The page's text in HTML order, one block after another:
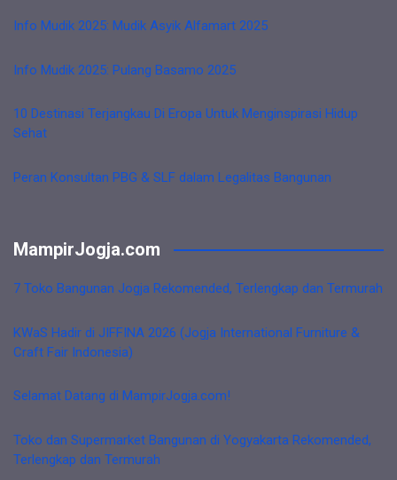
Info Mudik 2025: Mudik Asyik Alfamart 2025
Info Mudik 2025: Pulang Basamo 2025
10 Destinasi Terjangkau Di Eropa Untuk Menginspirasi Hidup
Sehat
Peran Konsultan PBG & SLF dalam Legalitas Bangunan
MampirJogja.com
7 Toko Bangunan Jogja Rekomended, Terlengkap dan Termurah
KWaS Hadir di JIFFINA 2026 (Jogja International Furniture &
Craft Fair Indonesia)
Selamat Datang di MampirJogja.com!
Toko dan Supermarket Bangunan di Yogyakarta Rekomended,
Terlengkap dan Termurah